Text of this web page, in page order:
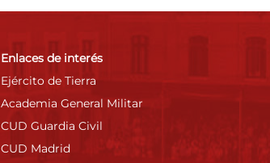
Enlaces de interés
Ejército de Tierra
Academia General Militar
CUD Guardia Civil
CUD Madrid